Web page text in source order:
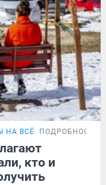
НА ВСЁ ПОДРОБНОСТИ
кто и